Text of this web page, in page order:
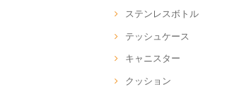
ステンレスボトル
テッシュケース
キャニスター
クッション